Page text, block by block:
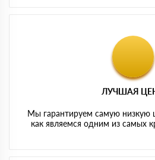
ЛУЧШАЯ
Мы гарантируем самую низкую
как являемся одним из самых